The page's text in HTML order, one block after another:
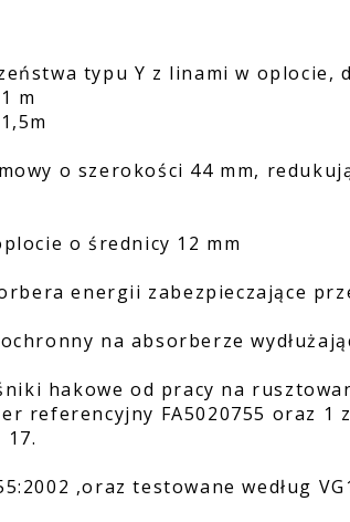
typu Y z linami w oplocie,
m
o szerokości 44 mm,
o średnicy 12 mm
energii zabezpieczające
na absorberze
hakowe od pracy na
referencyjny FA5020755 oraz 1
17.
,oraz testowane według